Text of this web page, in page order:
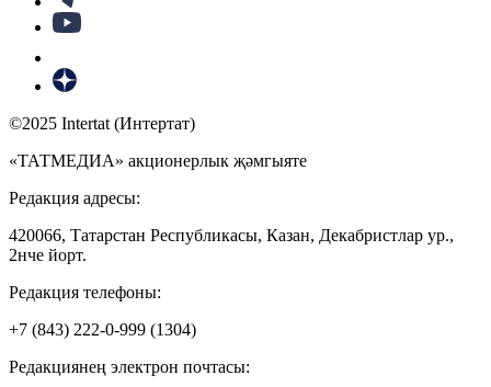
©2025 Intertat (Интертат)
«ТАТМЕДИА» акционерлык җәмгыяте
Редакция адресы:
420066, Татарстан Республикасы, Казан, Декабристлар ур.,
2нче йорт.
Редакция телефоны:
+7 (843) 222-0-999 (1304)
Редакциянең электрон почтасы: